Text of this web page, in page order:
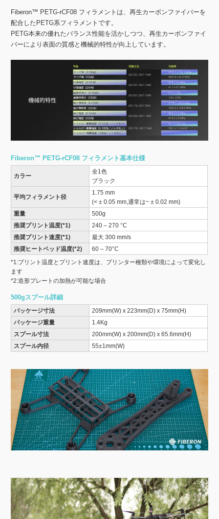
Fiberon™ PETG-rCF08 フィラメントは、再生カーボンファイバーを
配合したPETG系フィラメントです。
PETG本来の優れたバランス性能を活かしつつ、再生カーボンファイ
バーにより表面の質感と機械的特性が向上しています。
Fiberon™ PETG-rCF08 フィラメント基本仕様
カラー
全1色
ブラック
平均フィラメント径
1.75 mm
(< ± 0.05 mm,通常は~ ± 0.02 mm)
重量
500g
推奨プリント温度(*1)
240 – 270 °C
推奨プリント速度(*1)
最大 300 mm/s
推奨ヒートベッド温度(*2)
60 – 70°C
*1:プリント温度とプリント速度は、プリンター種類や環境によって変化し
ます
*2:造形プレートの加熱が可能な場合
500gスプール詳細
パッケージ寸法
209mm(W) x 223mm(D) x 75mm(H)
パッケージ重量
1.4Kg
スプール寸法
200mm(W) x 200mm(D) x 65.6mm(H)
スプール内径
55±1mm(W)